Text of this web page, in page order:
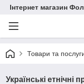
Інтернет магазин
Товари та
Українські етнічні